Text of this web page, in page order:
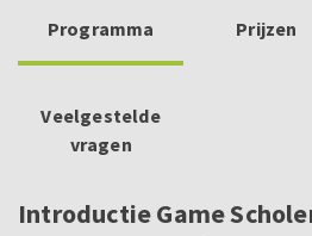
Programma Prijzen
Veelgestelde
vragen
Introductie Game